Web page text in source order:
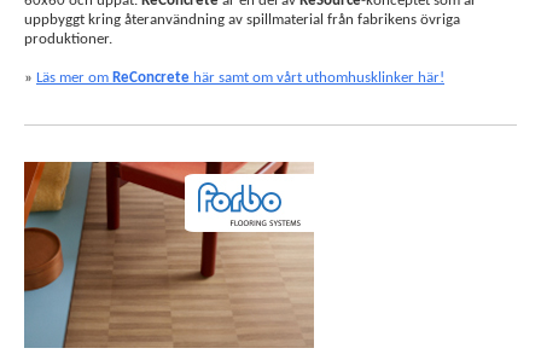
uppbyggt kring återanvändning av spillmaterial från fabrikens övriga
produktioner.
» Läs mer om ReConcrete här samt om vårt uthomhusklinker här!